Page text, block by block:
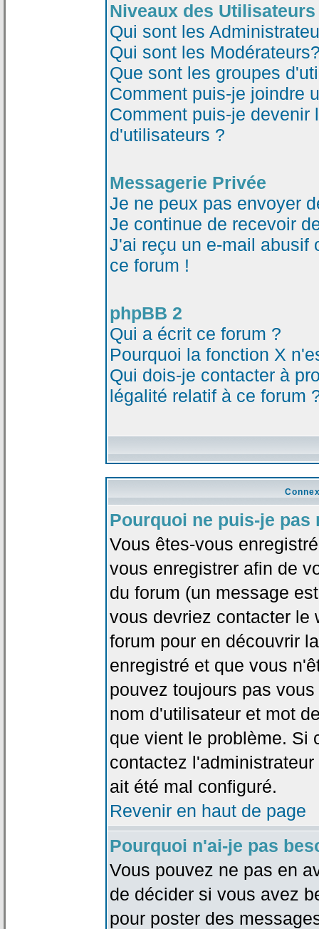
Niveaux des
Qui sont les
Qui sont les
Que sont les groupes
Comment puis-je joindre
Comment puis-je devenir
d'utilisateurs ?
Messagerie Privée
Je ne peux pas envoyer
Je continue de recevoir
J'ai reçu un e-mail abusif
ce forum !
phpBB 2
Qui a écrit ce forum ?
Pourquoi la fonction X
Qui dois-je contacter à
légalité relatif à ce forum
Pourquoi ne puis-je pas
Vous êtes-vous
vous enregistrer afin de
du forum (un message
vous devriez contacter le
forum pour en découvrir
enregistré et que vous
pouvez toujours pas
nom d'utilisateur et mot
que vient le problème. Si
contactez
ait été mal configuré.
Revenir en haut de page
Pourquoi n'ai-je pas
Vous pouvez ne pas en
de décider si vous avez
pour poster des